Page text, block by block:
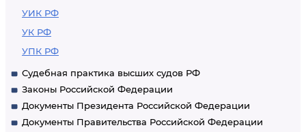
УИК РФ
УК РФ
УПК РФ
Судебная практика высших судов РФ
Законы Российской Федерации
Документы Президента Российской Федерации
Документы Правительства Российской Федерации